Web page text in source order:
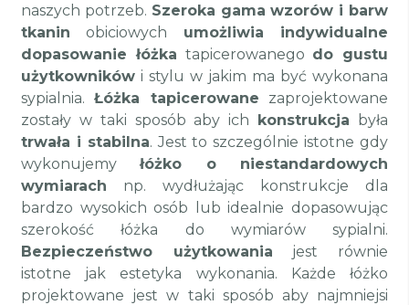
naszych potrzeb. Szeroka gama wzorów i barw
tkanin obiciowych umożliwia indywidualne
dopasowanie łóżka tapicerowanego do gustu
użytkowników i stylu w jakim ma być wykonana
sypialnia.Łóżka tapicerowane zaprojektowane
zostały w taki sposób aby ich konstrukcja była
trwała i stabilna. Jest to szczególnie istotne gdy
wykonujemyłóżko o niestandardowych
wymiarach np. wydłużając konstrukcje dla
bardzo wysokich osób lub idealnie dopasowując
szerokość łóżka do wymiarów sypialni.
Bezpieczeństwo użytkowania jest równie
istotne jak estetyka wykonania. Każde łóżko
projektowane jest w taki sposób aby najmniejsi